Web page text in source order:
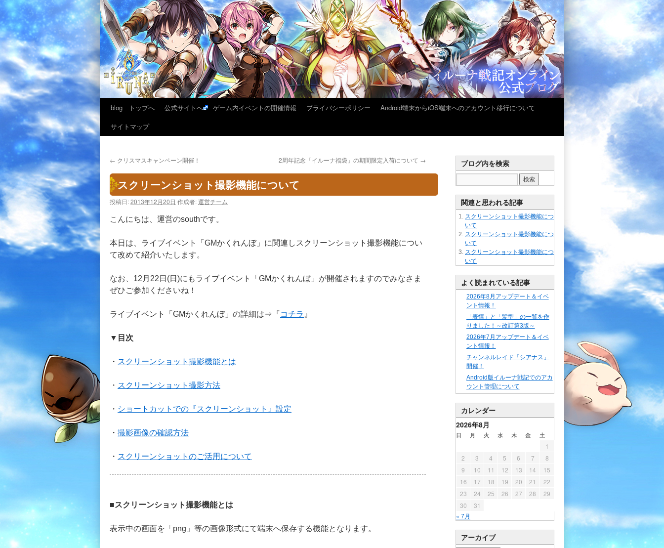
blog トップへ 公式サイトへ ゲーム内イベントの開催情報 プライバシーポリシー
Android端末からiOS端末へのアカウント移行について
サイトマップ
← クリスマスキャンペーン開催！ 2周年記念「イルーナ福袋」の期間限定入荷について →
スクリーンショット撮影機能について
投稿日:2013年12月20日 作成者:運営チーム
こんにちは、運営のsouthです。
本日は、ライブイベント「GMかくれんぼ」に関連しスクリーンショット撮影機能につい
て改めて紹介いたします。
なお、12月22日(日)にもライブイベント「GMかくれんぼ」が開催されますのでみなさま
ぜひご参加くださいね！
ライブイベント「GMかくれんぼ」の詳細は⇒『コチラ 』
▼目次
・ スクリーンショット撮影機能とは
・ スクリーンショット撮影方法
・ ショートカットでの『スクリーンショット』設定
・ 撮影画像の確認方法
・ スクリーンショットのご活用について
■スクリーンショット撮影機能とは
表示中の画面を「png」等の画像形式にて端末へ保存する機能となります。
ブログ内を検索
関連と思われる記事
スクリーンショット撮影機能につ
いて
スクリーンショット撮影機能につ
いて
スクリーンショット撮影機能につ
いて
よく読まれている記事
2026年8月アップデート＆イベ
ント情報！
「表情」と「髪型」の一覧を作
りました！～改訂第3版～
2026年7月アップデート＆イベ
ント情報！
チャンネルレイド「シアナス」
開催！
Android版イルーナ戦記でのアカ
ウント管理について
カレンダー
2026年8月
日 月 火 水 木 金 土
« 7月
1
2
3 4 5 6 7
8
9
10 11 12 13 14
15
16
17 18 19 20 21
22
23
24 25 26 27 28
29
30
31
アーカイブ